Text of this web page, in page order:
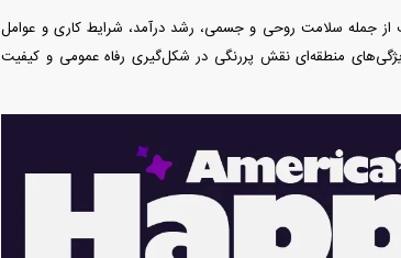
در این گزارش بر اساس ترکیبی از ۳۰ معیار مختلف از جمله سلامت روحی و جسمی، رشد درآمد، شرایط کاری و عوامل
منطقه‌ای نقش پررنگی در شکل‌گیری رفاه عمومی و کیفیت